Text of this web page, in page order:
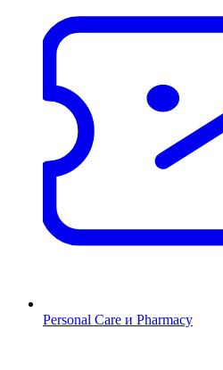
Personal Care и Pharmacy